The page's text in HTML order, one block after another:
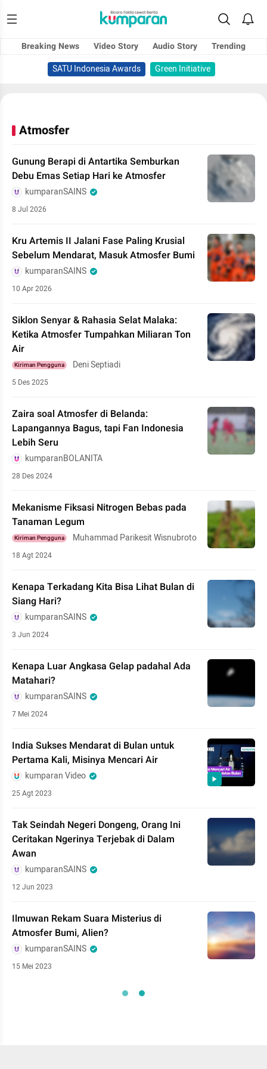
Breaking News Video Story Audio Story
Trending
SATU Indonesia Awards
Green Initiative
Atmosfer
Gunung Berapi di Antartika Semburkan
Debu Emas Setiap Hari ke Atmosfer
kumparanSAINS
8 Jul 2026
Kru Artemis II Jalani Fase Paling Krusial
Sebelum Mendarat, Masuk Atmosfer Bumi
kumparanSAINS
10 Apr 2026
Siklon Senyar & Rahasia Selat Malaka:
Ketika Atmosfer Tumpahkan Miliaran Ton
Air
Kiriman Pengguna Deni Septiadi
5 Des 2025
Zaira soal Atmosfer di Belanda:
Lapangannya Bagus, tapi Fan Indonesia
Lebih Seru
kumparanBOLANITA
28 Des 2024
Mekanisme Fiksasi Nitrogen Bebas pada
Tanaman Legum
Kiriman Pengguna Muhammad Parikesit Wisnubroto
18 Agt 2024
Kenapa Terkadang Kita Bisa Lihat Bulan di
Siang Hari?
kumparanSAINS
3 Jun 2024
Kenapa Luar Angkasa Gelap padahal Ada
Matahari?
kumparanSAINS
7 Mei 2024
India Sukses Mendarat di Bulan untuk
Pertama Kali, Misinya Mencari Air
kumparan Video
25 Agt 2023
Tak Seindah Negeri Dongeng, Orang Ini
Ceritakan Ngerinya Terjebak di Dalam
Awan
kumparanSAINS
12 Jun 2023
Ilmuwan Rekam Suara Misterius di
Atmosfer Bumi, Alien?
kumparanSAINS
15 Mei 2023